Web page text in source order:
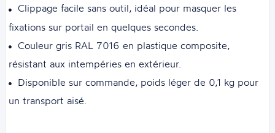
Clippage facile sans outil, idéal pour masquer les
fixations sur portail en quelques secondes.
Couleur gris RAL 7016 en plastique composite,
résistant aux intempéries en extérieur.
Disponible sur commande, poids léger de 0,1 kg pour
un transport aisé.